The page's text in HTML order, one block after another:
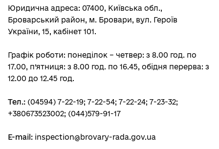
Юридична адреса: 07400, Київська обл.,
Броварський район, м. Бровари, вул. Героїв
України, 15, кабінет 101.
Графік роботи: понеділок – четвер: з 8.00 год. по
17.00, п’ятниця: з 8.00 год. по 16.45, обідня перерва: з
12.00 до 12.45 год.
Тел.: (04594) 7-22-19; 7-22-54; 7-22-24; 7-23-32;
+380673523002; (044)579-91-17
E-mail: inspection@brovary-rada.gov.ua